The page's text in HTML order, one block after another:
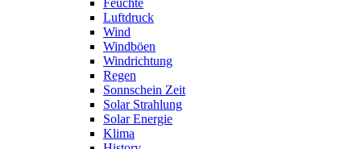
Feuchte
Luftdruck
Wind
Windböen
Windrichtung
Regen
Sonnschein Zeit
Solar Strahlung
Solar Energie
Klima